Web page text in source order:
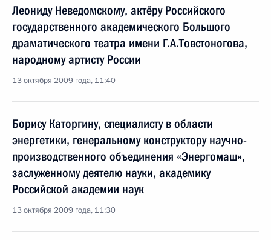
Леониду Неведомскому, актёру Российского
государственного академического Большого
драматического театра имени Г.А.Товстоногова,
народному артисту России
13 октября 2009 года, 11:40
Борису Каторгину, специалисту в области
энергетики, генеральному конструктору научно-
производственного объединения «Энергомаш»,
заслуженному деятелю науки, академику
Российской академии наук
13 октября 2009 года, 11:30